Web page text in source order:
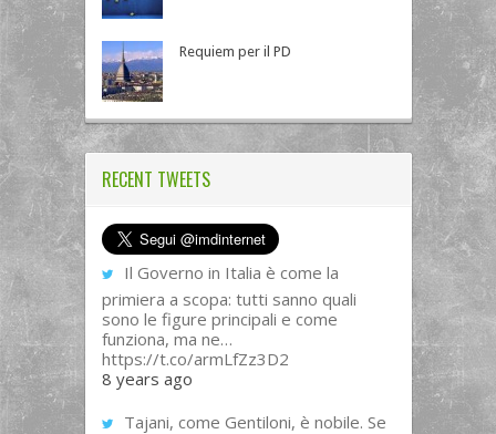
Requiem per il PD
RECENT TWEETS
Il Governo in Italia è come la
primiera a scopa: tutti sanno quali
sono le figure principali e come
funziona, ma ne…
https://t.co/armLfZz3D2
8 years ago
Tajani, come Gentiloni, è nobile. Se